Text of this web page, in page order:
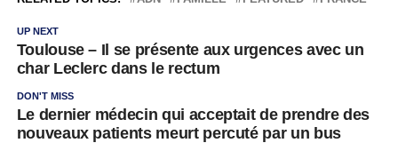
UP NEXT
Toulouse – Il se présente aux urgences avec un
char Leclerc dans le rectum
DON'T MISS
Le dernier médecin qui acceptait de prendre des
nouveaux patients meurt percuté par un bus